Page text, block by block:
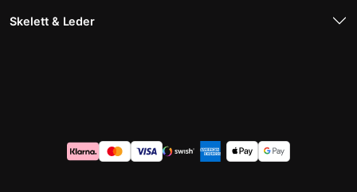
Skelett & Leder